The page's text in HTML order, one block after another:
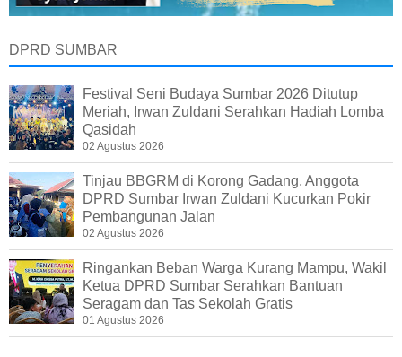
DPRD SUMBAR
Festival Seni Budaya Sumbar 2026 Ditutup
Meriah, Irwan Zuldani Serahkan Hadiah Lomba
Qasidah
02 Agustus 2026
Tinjau BBGRM di Korong Gadang, Anggota
DPRD Sumbar Irwan Zuldani Kucurkan Pokir
Pembangunan Jalan
02 Agustus 2026
Ringankan Beban Warga Kurang Mampu, Wakil
Ketua DPRD Sumbar Serahkan Bantuan
Seragam dan Tas Sekolah Gratis
01 Agustus 2026